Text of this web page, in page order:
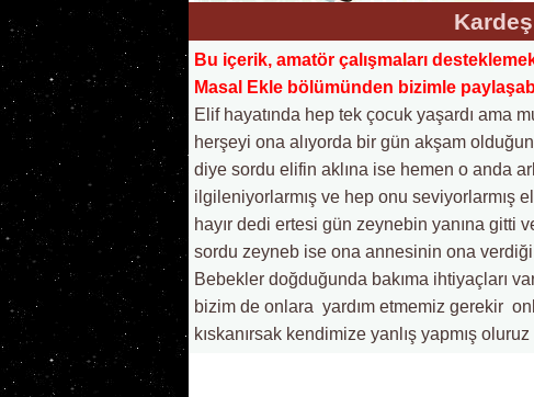
Kardeş
Bu içerik, amatör çalışmaları
Masal Ekle bölümünden bizimle
Elif hayatında hep tek çocuk yaşardı ama
herşeyi ona alıyorda bir gün akşam
diye sordu elifin aklına ise hemen o anda
ilgileniyorlarmış ve hep onu seviyorlarmış
hayır dedi ertesi gün zeynebin yanına
sordu zeyneb ise ona annesinin ona verdiği
Bebekler doğduğunda bakıma ihtiyaçları
bizim de onlara yardım etmemiz gerekir
kıskanırsak kendimize yanlış yapmış